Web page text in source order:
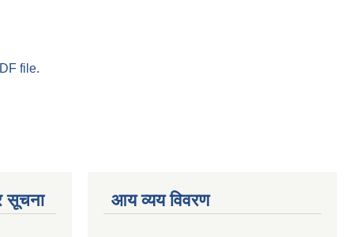
file.
सूचना आय व्यय विवरण